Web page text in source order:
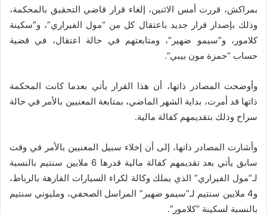
بمراكش، قررت أمس الاثنين، إلغاء قرار قاضي التحقيق بالمحكمة،
وذلك بإصدار قرار جديد باعتقال كل من “مول الفيراري”، و”سكينة
كلامور، و”سيمو ضهير”، ومتابعتهم في حالة اعتقال، في قضية
حساب “حمزة مون بيبي”.
وأوضحت المصادر ذاتها، أن هذا القرار يأتي بعدما كانت المحكمة
ذاتها قد أمرت، بداية الشهر الماضي، بمتابعة المعنيين بالأمر في حالة
سراح وذلك بتقديمهم كفالة مالية.
وأشارت المصادر ذاتها، إلى أن إخلاء سبيل المعنيين بالأمر في وقت
سابق يأتي بعد تقديمهم كفالة مالية قدرها 6 ملايين سنتيم بالنسبة
لـ”مول الفيراري” الذي يملك وكالة لكراء السيارات الفارهة بالرباط،
و4 ملايين سنتيم لـ”سيمو ضهير” المراسل الصحفي، ومليوني سنتيم
بالنسبة لسكينة “كلامور”.